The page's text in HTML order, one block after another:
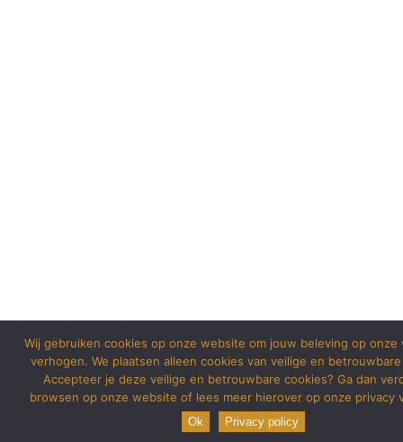
Wij gebruiken cookies op onze website om jouw beleving op
verhogen. We plaatsen alleen cookies van veilige en
Accepteer je deze veilige en betrouwbare cookies? Ga dan
browsen op onze website of lees meer hierover op onze privacy
Ok Privacy policy